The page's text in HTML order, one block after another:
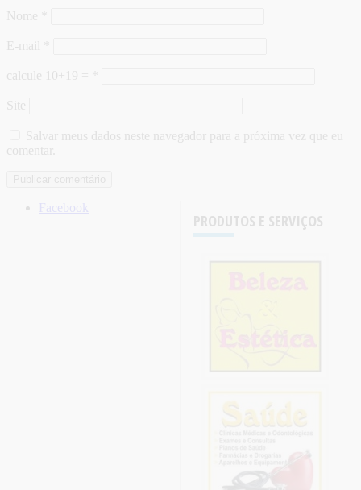
Nome
E-mail
calcule 10+19 =
Site
Salvar meus dados neste navegador para a próxima vez que eu
comentar.
PRODUTOS E SERVIÇOS
Facebook